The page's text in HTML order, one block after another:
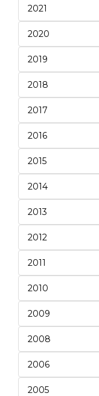
2021
2020
2019
2018
2017
2016
2015
2014
2013
2012
2011
2010
2009
2008
2006
2005